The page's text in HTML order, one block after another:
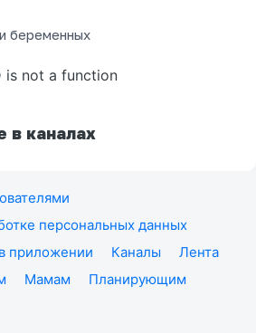
беременных
is not a function
в каналах
персональных данных
приложении Каналы
Лента
Мамам
Планирующим